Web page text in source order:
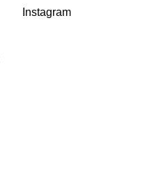
Instagram